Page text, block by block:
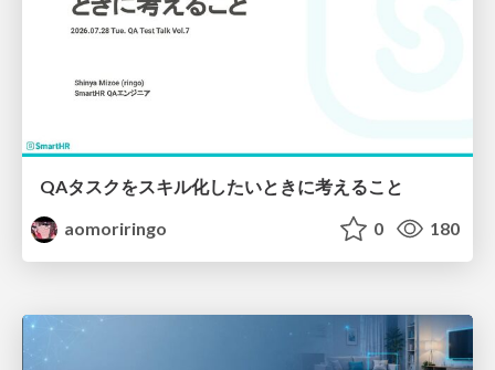
QAタスクをスキル化したいときに考えること
aomoriringo
0 180